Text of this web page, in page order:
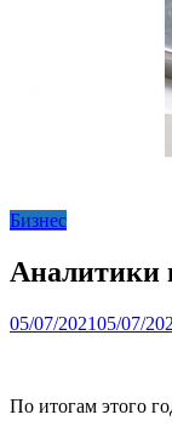
Бизнес
Аналитики
05/07/202105/07/
По итогам этого